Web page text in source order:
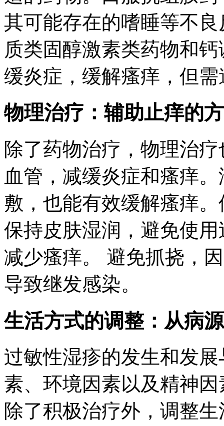
其可能存在的嗜睡等不
质类固醇激素类药物和
缓炎症，缓解瘙痒，但
物理治疗：辅助止痒的
除了药物治疗，物理治
血管，减缓炎症和瘙痒
敷，也能有效缓解瘙痒
保持皮肤湿润，避免使
减少瘙痒。 避免抓挠，
导致继发感染。
生活方式的调整：从病
过敏性湿疹的发生和发
素、环境因素以及精神
除了积极治疗外，调整